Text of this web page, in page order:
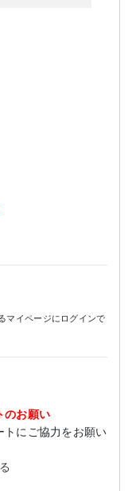
マイページにログインで
のお願い
トにご協力をお願い